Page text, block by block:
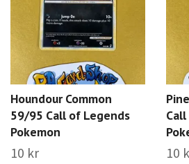
Houndour Common
59/95 Call of Legends
Pokemon
10 kr 10